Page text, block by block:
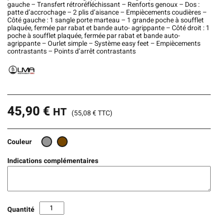
gauche – Transfert rétroréfléchissant – Renforts genoux – Dos :
patte d’accrochage – 2 plis d’aisance – Empiècements coudières –
Côté gauche : 1 sangle porte marteau – 1 grande poche à soufflet
plaquée, fermée par rabat et bande auto- agrippante – Côté droit : 1
poche à soufflet plaquée, fermée par rabat et bande auto-
agrippante – Ourlet simple – Système easy feet – Empiècements
contrastants – Points d’arrêt contrastants
45,90 € HT (55,08€TTC)
Couleur
Indications complémentaires
Quantité